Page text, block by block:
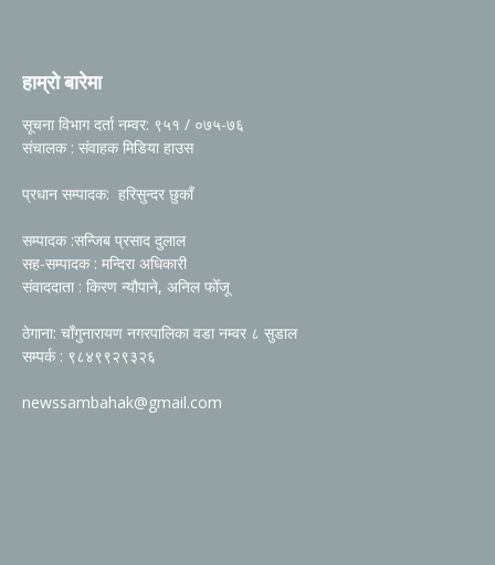
हाम्रो बारेमा
सूचना विभाग दर्ता नम्वर: ९५१ / ०७५-७६
संचालक : संवाहक मिडिया हाउस
प्रधान सम्पादक: हरिसुन्दर छुकाँ
सम्पादक :सन्जिब प्रसाद दुलाल
सह-सम्पादक : मन्दिरा अधिकारी
संवाददाता : किरण न्यौपाने, अनिल फोँजू
ठेगाना: चाँगुनारायण नगरपालिका वडा नम्वर ८ सुडाल
सम्पर्क : ९८४९९२९३२६
newssambahak@gmail.com